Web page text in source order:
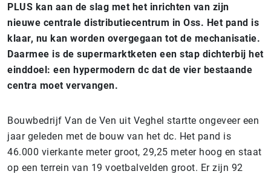
PLUS kan aan de slag met het inrichten van zijn
nieuwe centrale distributiecentrum in Oss. Het pand is
klaar, nu kan worden overgegaan tot de mechanisatie.
Daarmee is de supermarktketen een stap dichterbij het
einddoel: een hypermodern dc dat de vier bestaande
centra moet vervangen.
Bouwbedrijf Van de Ven uit Veghel startte ongeveer een
jaar geleden met de bouw van het dc. Het pand is
46.000 vierkante meter groot, 29,25 meter hoog en staat
op een terrein van 19 voetbalvelden groot. Er zijn 92